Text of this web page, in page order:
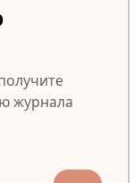
журнала